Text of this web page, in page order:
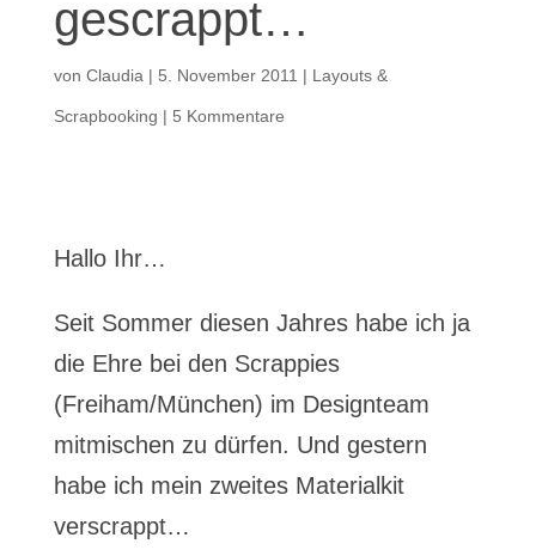
gescrappt…
von Claudia | 5. November 2011 | Layouts &
Scrapbooking | 5 Kommentare
Hallo Ihr…
Seit Sommer diesen Jahres habe ich ja
die Ehre bei den Scrappies
(Freiham/München) im Designteam
mitmischen zu dürfen. Und gestern
habe ich mein zweites Materialkit
verscrappt…